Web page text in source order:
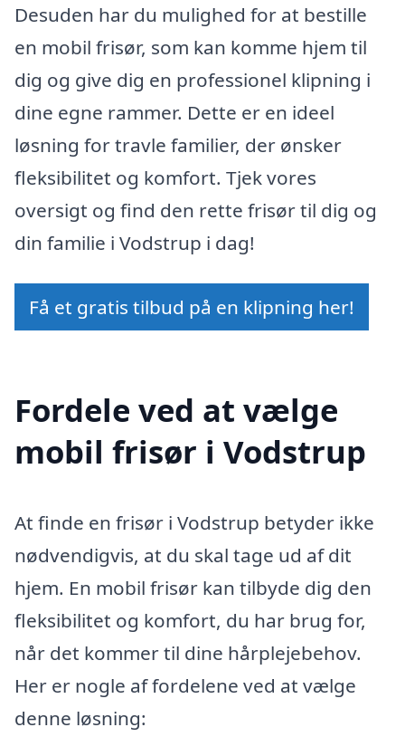
Desuden har du mulighed for at bestille
en mobil frisør, som kan komme hjem til
dig og give dig en professionel klipning i
dine egne rammer. Dette er en ideel
løsning for travle familier, der ønsker
fleksibilitet og komfort. Tjek vores
oversigt og find den rette frisør til dig og
din familie i Vodstrup i dag!
Få et gratis tilbud på en klipning her!
Fordele ved at vælge
mobil frisør i Vodstrup
At finde en frisør i Vodstrup betyder ikke
nødvendigvis, at du skal tage ud af dit
hjem. En mobil frisør kan tilbyde dig den
fleksibilitet og komfort, du har brug for,
når det kommer til dine hårplejebehov.
Her er nogle af fordelene ved at vælge
denne løsning: